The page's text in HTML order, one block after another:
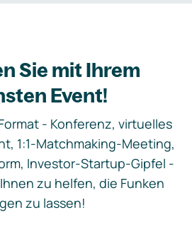
Sie mit Ihrem
Event!
- Konferenz, virtuelles
1:1-Matchmaking-Meeting,
Investor-Startup-Gipfel -
zu helfen, die Funken
zu lassen!